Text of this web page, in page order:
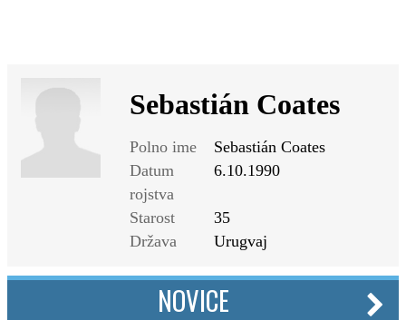
Sebastián Coates
Polno ime
Sebastián Coates
Datum
rojstva
6.10.1990
Starost
35
Država
Urugvaj
NOVICE